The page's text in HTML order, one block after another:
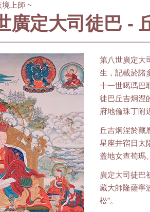
上師 ~
廣定大司徒巴 -
第八世廣定大
生，記載於諸
十一世噶瑪巴
徒巴丘吉炯涅
府地倫珠丁附
丘吉炯涅於藏
星座井宿日太
蓋地女查荀瑪
廣定大司徒巴
藏大師隆薩寧
松”。